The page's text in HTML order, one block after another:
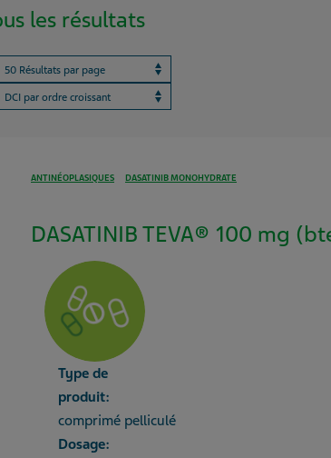
les résultats
Results per page
ProductBrandName
ANTINÉOPLASIQUES DASATINIB MONOHYDRATE
DASATINIB TEVA® 100 mg
Type de
produit:
comprimé pelliculé
Dosage: